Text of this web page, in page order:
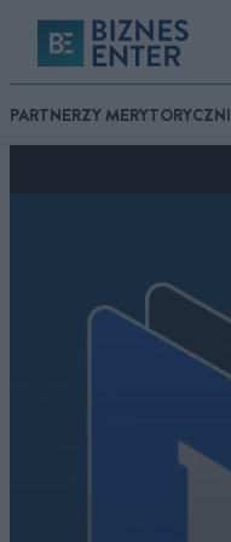
PARTNERZY MERYTORYCZNI